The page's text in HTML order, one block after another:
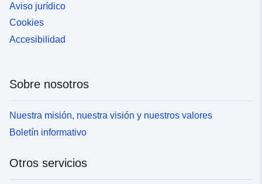
Aviso jurídico
Cookies
Accesibilidad
Sobre nosotros
Nuestra misión, nuestra visión y nuestros valores
Boletín informativo
Otros servicios